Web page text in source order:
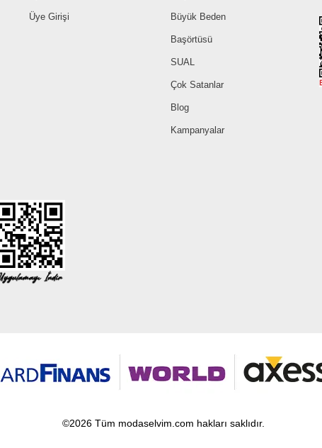
Üye Girişi Büyük Beden
Başörtüsü
SUAL
Çok Satanlar
Blog
Kampanyalar
©2026 Tüm modaselvim.com hakları saklıdır.